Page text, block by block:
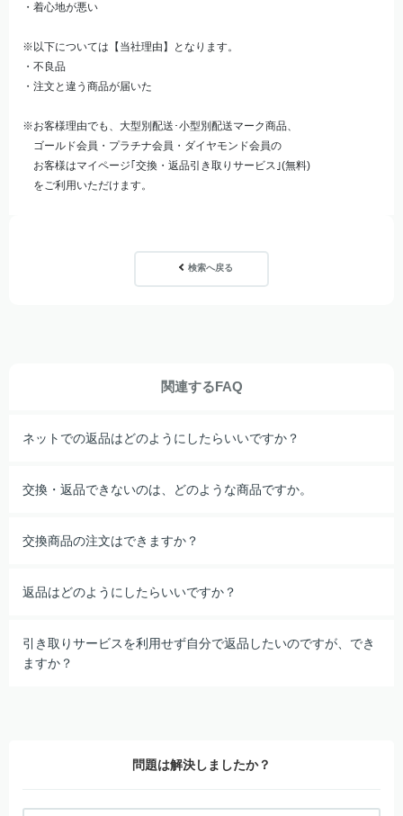
・着心地が悪い
※以下については【当社理由】となります。
・不良品
・注文と違う商品が届いた
※お客様理由でも、大型別配送･小型別配送マーク商品、
ゴールド会員・プラチナ会員・ダイヤモンド会員の
お客様はマイページ｢交換・返品引き取りサービス｣(無料)
をご利用いただけます。
検索へ戻る
関連するFAQ
ネットでの返品はどのようにしたらいいですか？
交換・返品できないのは、どのような商品ですか。
交換商品の注文はできますか？
返品はどのようにしたらいいですか？
引き取りサービスを利用せず自分で返品したいのですが、でき
ますか？
問題は解決しましたか？